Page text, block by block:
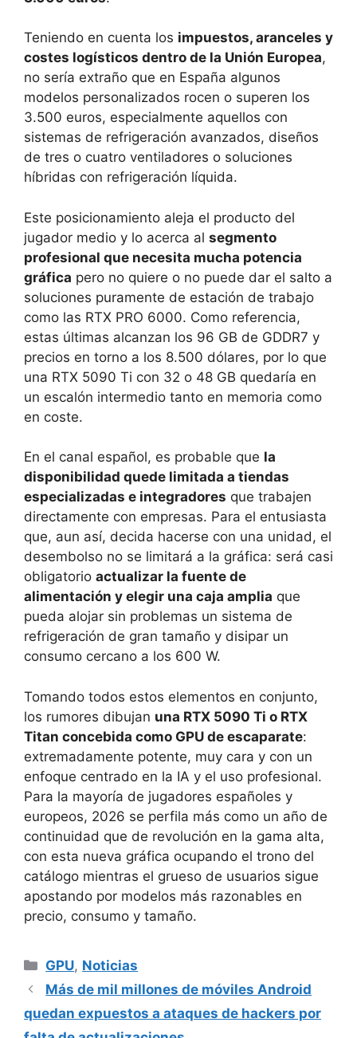
Teniendo en cuenta los impuestos, aranceles y
costes logísticos dentro de la Unión Europea,
no sería extraño que en España algunos
modelos personalizados rocen o superen los
3.500 euros, especialmente aquellos con
sistemas de refrigeración avanzados, diseños
de tres o cuatro ventiladores o soluciones
híbridas con refrigeración líquida.
Este posicionamiento aleja el producto del
jugador medio y lo acerca al segmento
profesional que necesita mucha potencia
gráfica pero no quiere o no puede dar el salto a
soluciones puramente de estación de trabajo
como las RTX PRO 6000. Como referencia,
estas últimas alcanzan los 96 GB de GDDR7 y
precios en torno a los 8.500 dólares, por lo que
una RTX 5090 Ti con 32 o 48 GB quedaría en
un escalón intermedio tanto en memoria como
en coste.
En el canal español, es probable que la
disponibilidad quede limitada a tiendas
especializadas e integradores que trabajen
directamente con empresas. Para el entusiasta
que, aun así, decida hacerse con una unidad, el
desembolso no se limitará a la gráfica: será casi
obligatorio actualizar la fuente de
alimentación y elegir una caja amplia que
pueda alojar sin problemas un sistema de
refrigeración de gran tamaño y disipar un
consumo cercano a los 600 W.
Tomando todos estos elementos en conjunto,
los rumores dibujan una RTX 5090 Ti o RTX
Titan concebida como GPU de escaparate:
extremadamente potente, muy cara y con un
enfoque centrado en la IA y el uso profesional.
Para la mayoría de jugadores españoles y
europeos, 2026 se perfila más como un año de
continuidad que de revolución en la gama alta,
con esta nueva gráfica ocupando el trono del
catálogo mientras el grueso de usuarios sigue
apostando por modelos más razonables en
precio, consumo y tamaño.
Categorías
GPU, Noticias
Más de mil millones de móviles Android
quedan expuestos a ataques de hackers por